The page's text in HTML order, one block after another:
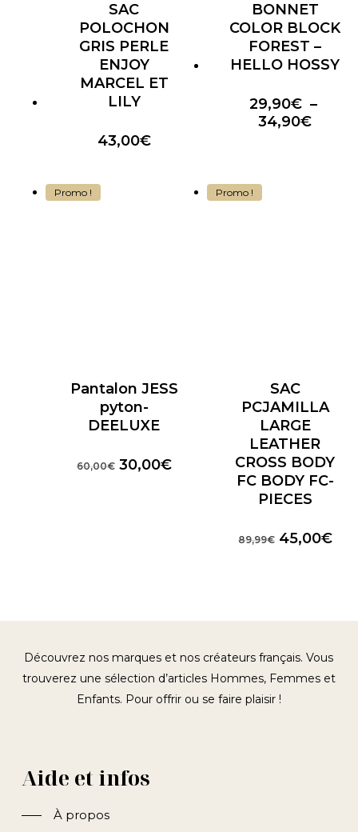
SAC
POLOCHON
GRIS PERLE
ENJOY
MARCEL ET
LILY
43,00€
BONNET
COLOR BLOCK
FOREST –
HELLO HOSSY
29,90€ –
34,90€Plage
Promo !
Pantalon JESS
pyton-
DEELUXE
60,00€ Le
30,00€Le
Promo !
SAC
PCJAMILLA
LARGE
LEATHER
CROSS BODY
FC BODY FC-
PIECES
89,99€ Le
45,00€Le
Découvrez nos marques et nos créateurs français. Vous
trouverez une sélection d’articles Hommes, Femmes et
Enfants. Pour offrir ou se faire plaisir !
Aide et infos
À propos